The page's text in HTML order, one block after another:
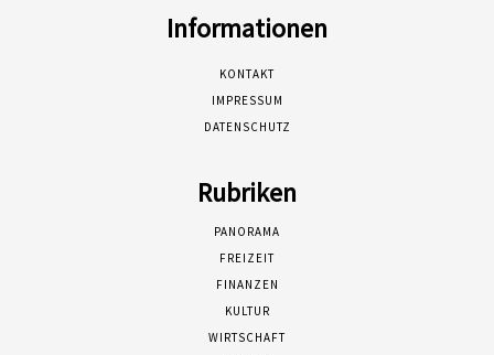
Informationen
KONTAKT
IMPRESSUM
DATENSCHUTZ
Rubriken
PANORAMA
FREIZEIT
FINANZEN
KULTUR
WIRTSCHAFT